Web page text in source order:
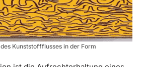
Kunststoffflusses in der Form